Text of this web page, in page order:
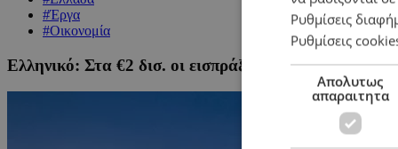
#Έργα
#Οικονομία
Ελληνικό: Στα €2 δισ. οι εισπράξεις της ανάπλασης
Ρυθμίσεις
Ρυθμίσεις
Απολυτως
απαραιτητα